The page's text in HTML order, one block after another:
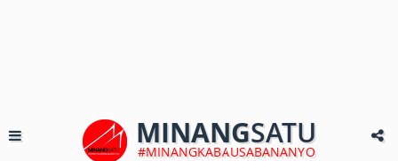
MINANGSATU
#MINANGKABAUSABANANYO